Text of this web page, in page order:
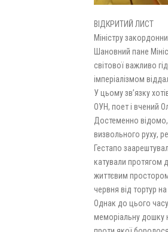
ВІДКРИТИЙ ЛИСТ
Міністру
Шановний пане
світової важливо
імперіалізмом
У цьому зв’язку
ОУН, поет і вчений
Достеменно відомо,
визвольного руху,
Гестапо
катували протягом
життєвим
червня від тортур
Однак до цього
меморіальну дошку